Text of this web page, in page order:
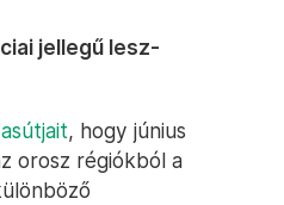
jellegű lesz-
, hogy június
orosz régiókból a